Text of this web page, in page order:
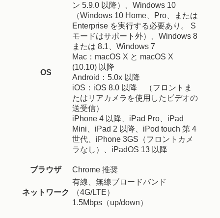
OS
ン 5.9.0 以降）、Windows 10
（Windows 10 Home、Pro、または
Enterprise を実行する必要あり。 S
モードはサポート外）、Windows 8
または 8.1、Windows 7
Mac：macOS X と macOS X
(10.10) 以降
Android：5.0x 以降
iOS：iOS 8.0 以降 （フロントま
たはリアカメラを使用したビデオの
送受信）
iPhone 4 以降、iPad Pro、iPad
Mini、iPad 2 以降、iPod touch 第 4
世代、iPhone 3GS（フロントカメ
ラなし）、iPadOS 13 以降
ブラウザ Chrome 推奨
ネットワーク
有線、無線ブロードバンド
（4G/LTE）
1.5Mbps（up/down）